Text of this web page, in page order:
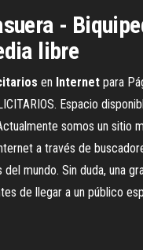
-
libre
en Internet para
Espacio
somos un sitio
a través de
mundo. Sin duda, una
de llegar a un público